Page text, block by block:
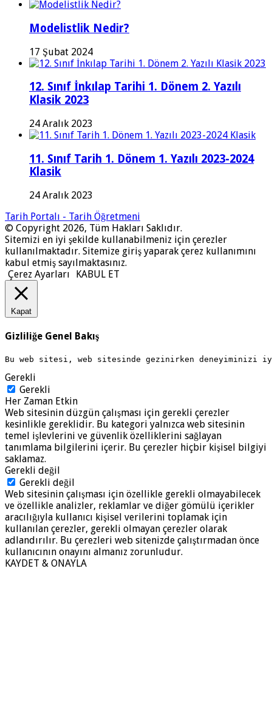
Modelistlik Nedir?
17 Şubat 2024
12. Sınıf İnkılap Tarihi 1. Dönem 2. Yazılı
Klasik 2023
24 Aralık 2023
11. Sınıf Tarih 1. Dönem 1. Yazılı 2023-2024
Klasik
24 Aralık 2023
Tarih Portalı - Tarih Öğretmeni
© Copyright 2026, Tüm Hakları Saklıdır.
Sitemizi en iyi şekilde kullanabilmeniz için çerezler
kullanılmaktadır. Sitemize giriş yaparak çerez kullanımını
kabul etmiş sayılmaktasınız.
Çerez Ayarları
KABUL ET
Kapat
Gizliliğe Genel Bakış
Bu web sitesi, web sitesinde gezinirken deneyiminizi
Gerekli
Gerekli
Her Zaman Etkin
Web sitesinin düzgün çalışması için gerekli çerezler
kesinlikle gereklidir. Bu kategori yalnızca web sitesinin
temel işlevlerini ve güvenlik özelliklerini sağlayan
tanımlama bilgilerini içerir. Bu çerezler hiçbir kişisel bilgiyi
saklamaz.
Gerekli değil
Gerekli değil
Web sitesinin çalışması için özellikle gerekli olmayabilecek
ve özellikle analizler, reklamlar ve diğer gömülü içerikler
aracılığıyla kullanıcı kişisel verilerini toplamak için
kullanılan çerezler, gerekli olmayan çerezler olarak
adlandırılır. Bu çerezleri web sitenizde çalıştırmadan önce
kullanıcının onayını almanız zorunludur.
KAYDET & ONAYLA